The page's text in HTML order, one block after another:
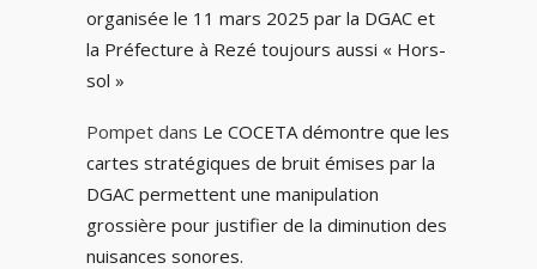
organisée le 11 mars 2025 par la DGAC et
la Préfecture à Rezé toujours aussi « Hors-
sol »
Pompetdans Le COCETA démontre que les
cartes stratégiques de bruit émises par la
DGAC permettent une manipulation
grossière pour justifier de la diminution des
nuisances sonores.